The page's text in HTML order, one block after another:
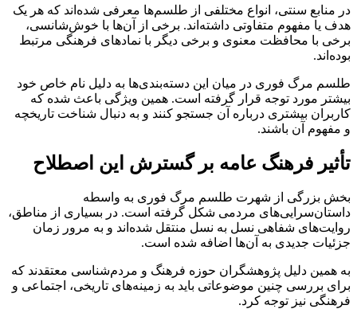
در منابع سنتی، انواع مختلفی از طلسم‌ها معرفی شده‌اند که هر یک
هدف یا مفهوم متفاوتی داشته‌اند. برخی از آن‌ها با خوش‌شانسی،
برخی با محافظت معنوی و برخی دیگر با نمادهای فرهنگی مرتبط
بوده‌اند.
طلسم مرگ فوری در میان این دسته‌بندی‌ها به دلیل نام خاص خود
بیشتر مورد توجه قرار گرفته است. همین ویژگی باعث شده که
کاربران بیشتری درباره آن جستجو کنند و به دنبال شناخت تاریخچه
و مفهوم آن باشند.
تأثیر فرهنگ عامه بر گسترش این اصطلاح
بخش بزرگی از شهرت طلسم مرگ فوری به واسطه
داستان‌سرایی‌های مردمی شکل گرفته است. در بسیاری از مناطق،
روایت‌های شفاهی نسل به نسل منتقل شده‌اند و به مرور زمان
جزئیات جدیدی به آن‌ها اضافه شده است.
به همین دلیل پژوهشگران حوزه فرهنگ و مردم‌شناسی معتقدند که
برای بررسی چنین موضوعاتی باید به زمینه‌های تاریخی، اجتماعی و
فرهنگی نیز توجه کرد.